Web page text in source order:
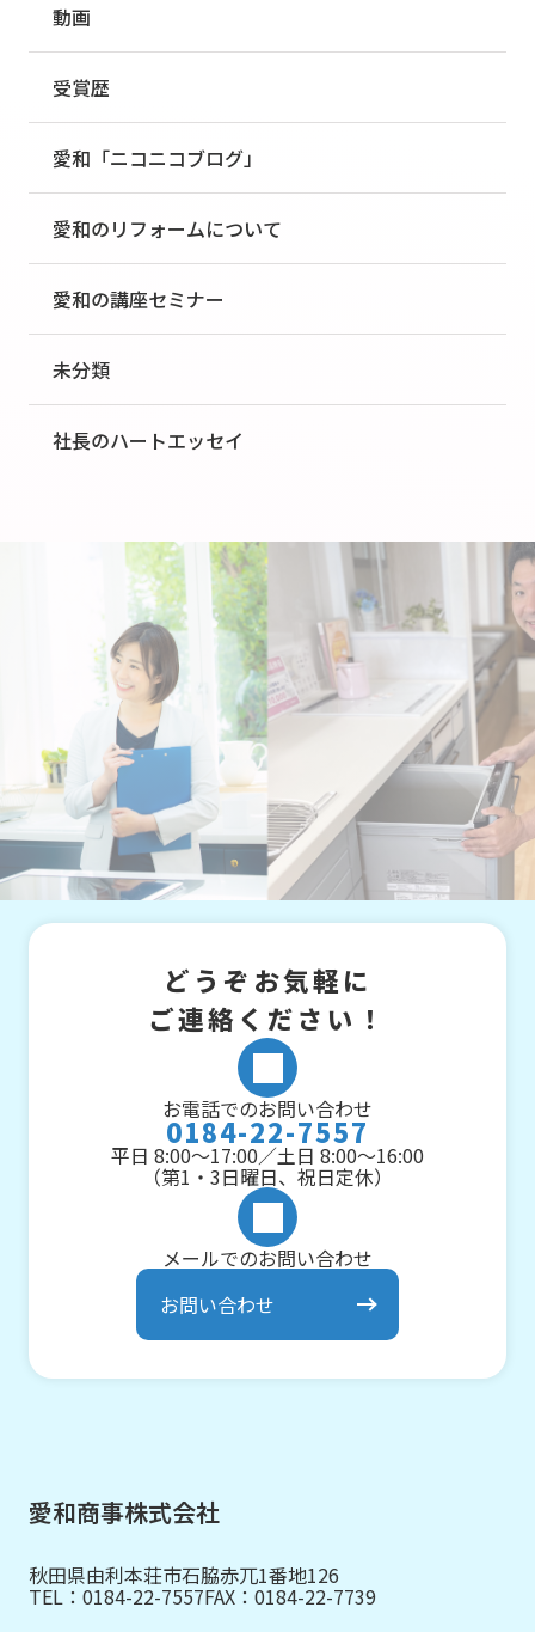
動画
受賞歴
愛和「ニコニコブログ」
愛和のリフォームについて
愛和の講座セミナー
未分類
社長のハートエッセイ
どうぞお気軽に
ご連絡ください！
お電話でのお問い合わせ
0184-22-7557
平日 8:00～17:00／土日 8:00～16:00
（第1・3日曜日、祝日定休）
メールでのお問い合わせ
お問い合わせ
愛和商事株式会社
秋田県由利本荘市石脇赤兀1番地126
TEL： 0184-22-7557FAX：0184-22-7739